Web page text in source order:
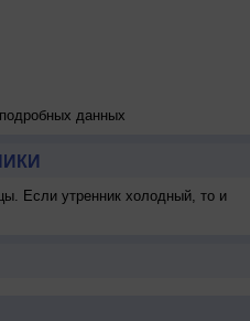
данных
Если утренник холодный, то и